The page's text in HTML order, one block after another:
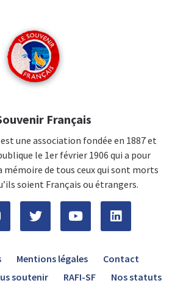
Français
une association fondée en 1887 et
le 1er février 1906 qui a pour
de tous ceux qui sont morts
soient Français ou étrangers.
Mentions légales
Contact
soutenir RAFI-SF Nos statuts